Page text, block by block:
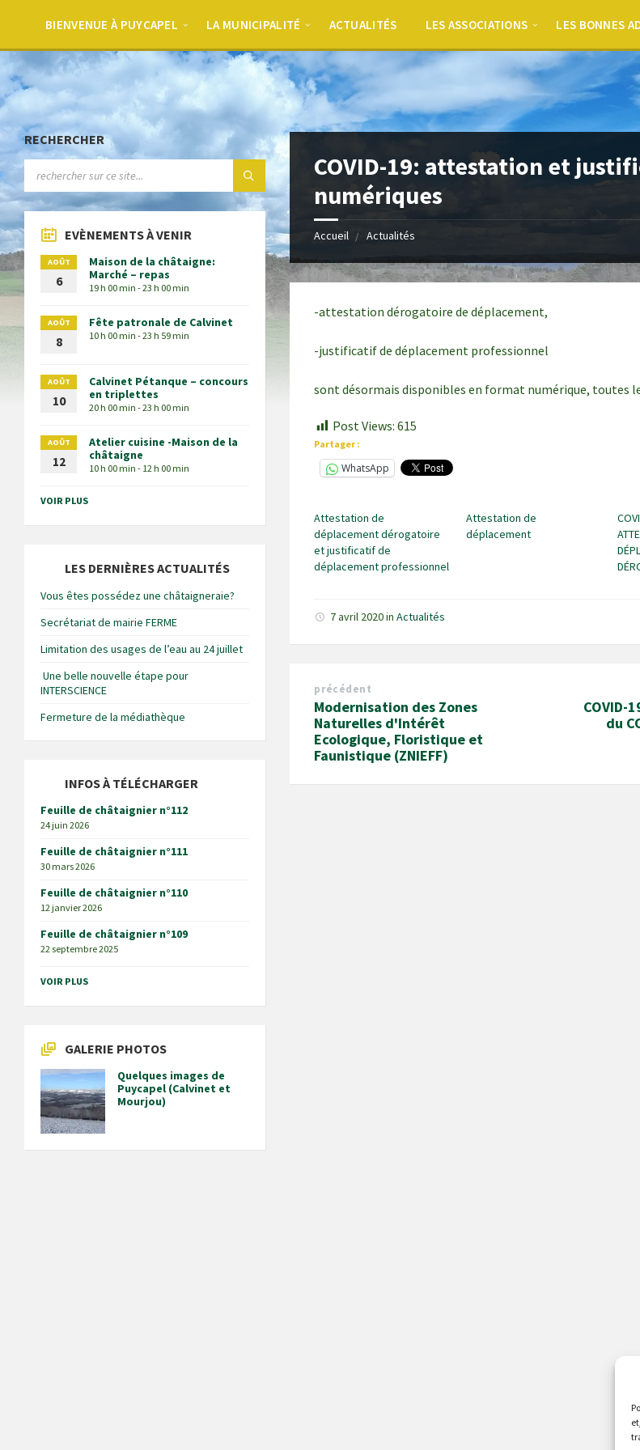
BIENVENUE À PUYCAPEL LA MUNICIPALITÉ ACTUALITÉS LES ASSOCIATIONS LES BONNES
COVID-19: attestation et
numériques
Accueil Actualités
-attestation dérogatoire de déplacement,
-justificatif de déplacement professionnel
sont désormais disponibles en format numérique, toutes
Post Views: 615
Partager :
WhatsApp
Attestation de
déplacement dérogatoire
et justificatif de
déplacement professionnel
Attestation de
déplacement
7 avril 2020inActualités
précédent
Modernisation des Zones
Naturelles d'Intérêt
Ecologique, Floristique et
Faunistique (ZNIEFF)
COVID-
du
RECHERCHER
EVÈNEMENTS À VENIR
AOÛT
6
Maison de la châtaigne:
Marché – repas
19 h 00 min - 23 h 00 min
AOÛT
8
Fête patronale de Calvinet
10 h 00 min - 23 h 59 min
AOÛT
10
Calvinet Pétanque – concours
en triplettes
20 h 00 min - 23 h 00 min
AOÛT
12
Atelier cuisine -Maison de la
châtaigne
10 h 00 min - 12 h 00 min
VOIR PLUS
LES DERNIÈRES ACTUALITÉS
Vous êtes possédez une châtaigneraie?
Secrétariat de mairie FERME
Limitation des usages de l’eau au 24 juillet
Une belle nouvelle étape pour
INTERSCIENCE
Fermeture de la médiathèque
INFOS À TÉLÉCHARGER
Feuille de châtaignier n°112
24 juin 2026
Feuille de châtaignier n°111
30 mars 2026
Feuille de châtaignier n°110
12 janvier 2026
Feuille de châtaignier n°109
22 septembre 2025
VOIR PLUS
GALERIE PHOTOS
Quelques images de
Puycapel (Calvinet et
Mourjou)